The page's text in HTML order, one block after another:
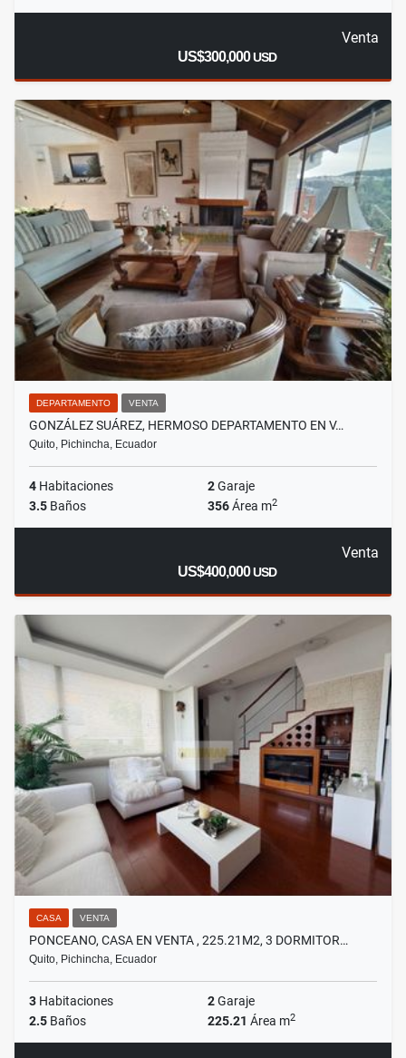
Venta
US$300,000USD
DEPARTAMENTO VENTA
GONZÁLEZ SUÁREZ, HERMOSO DEPARTAMENTO EN V…
Quito, Pichincha, Ecuador
4 Habitaciones 2Garaje
3.5 Baños 356Área m2
Venta
US$400,000USD
CASA VENTA
PONCEANO, CASA EN VENTA , 225.21M2, 3 DORMITOR…
Quito, Pichincha, Ecuador
3 Habitaciones 2Garaje
2.5 Baños 225.21 Área m2